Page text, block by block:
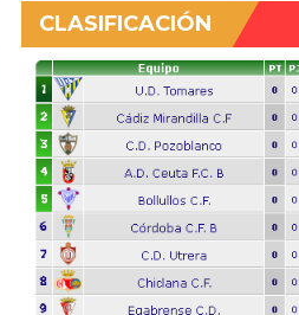
CLASIFICACIÓN